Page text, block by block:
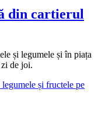
din cartierul
și legumele și în piața
de joi.